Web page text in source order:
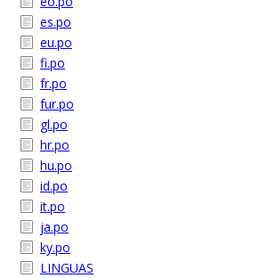
es.po
eu.po
fi.po
fr.po
fur.po
gl.po
hr.po
hu.po
id.po
it.po
ja.po
ky.po
LINGUAS